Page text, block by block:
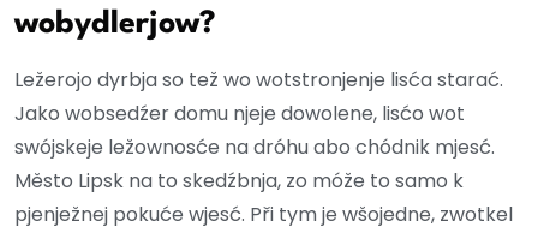
wobydlerjow?
Ležerojo dyrbja so tež wo wotstronjenje lisća starać.
Jako wobsedźer domu njeje dowolene, lisćo wot
swójskeje ležownosće na dróhu abo chódnik mjesć.
Město Lipsk na to skedźbnja, zo móže to samo k
pjenježnej pokuće wjesć. Při tym je wšojedne, zwotkel